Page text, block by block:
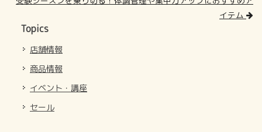
イテム
Topics
店舗情報
商品情報
イベント・講座
セール